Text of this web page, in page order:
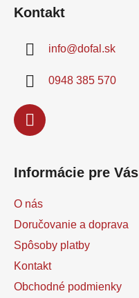
Kontakt
info@dofal.sk
0948 385 570
Informácie pre Vás
O nás
Doručovanie a doprava
Spôsoby platby
Kontakt
Obchodné podmienky